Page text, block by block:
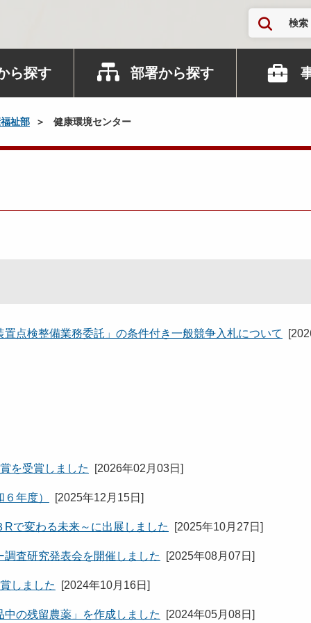
検索
ら探す 部署から探す
祉部 健康環境センター
置点検整備業務委託」の条件付き一般競争入札について [
を受賞しました [2026年02月03日 ]
年度） [2025年12月15日 ]
で変わる未来～に出展しました [2025年10月27日 ]
査研究発表会を開催しました [2025年08月07日 ]
しました [2024年10月16日 ]
の残留農薬」を作成しました [2024年05月08日 ]